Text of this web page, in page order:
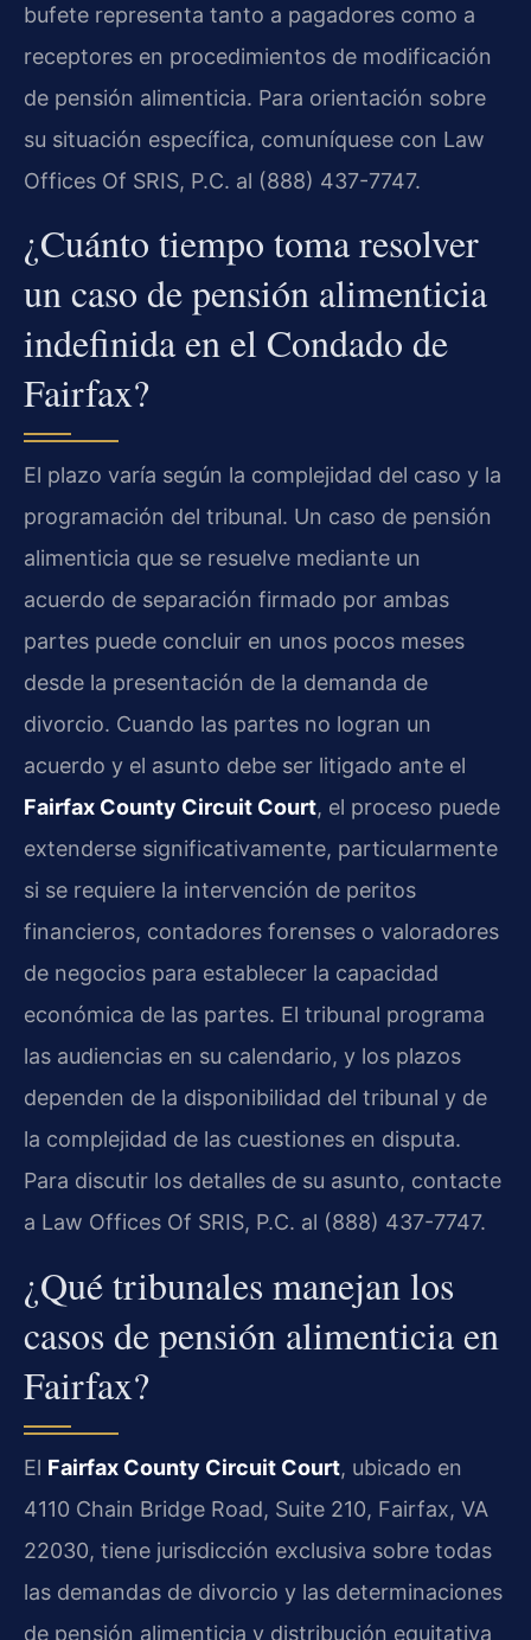
bufete representa tanto a pagadores como a
receptores en procedimientos de modificación
de pensión alimenticia. Para orientación sobre
su situación específica, comuníquese con Law
Offices Of SRIS, P.C. al (888) 437-7747.
¿Cuánto tiempo toma resolver
un caso de pensión alimenticia
indefinida en el Condado de
Fairfax?
El plazo varía según la complejidad del caso y la
programación del tribunal. Un caso de pensión
alimenticia que se resuelve mediante un
acuerdo de separación firmado por ambas
partes puede concluir en unos pocos meses
desde la presentación de la demanda de
divorcio. Cuando las partes no logran un
acuerdo y el asunto debe ser litigado ante el
Fairfax County Circuit Court, el proceso puede
extenderse significativamente, particularmente
si se requiere la intervención de peritos
financieros, contadores forenses o valoradores
de negocios para establecer la capacidad
económica de las partes. El tribunal programa
las audiencias en su calendario, y los plazos
dependen de la disponibilidad del tribunal y de
la complejidad de las cuestiones en disputa.
Para discutir los detalles de su asunto, contacte
a Law Offices Of SRIS, P.C. al (888) 437-7747.
¿Qué tribunales manejan los
casos de pensión alimenticia en
Fairfax?
El Fairfax County Circuit Court, ubicado en
4110 Chain Bridge Road, Suite 210, Fairfax, VA
22030, tiene jurisdicción exclusiva sobre todas
las demandas de divorcio y las determinaciones
de pensión alimenticia y distribución equitativa